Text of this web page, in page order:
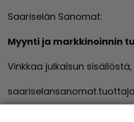
Saariselän Sanomat:
Myynti ja markkinoinnin
Vinkkaa julkaisun